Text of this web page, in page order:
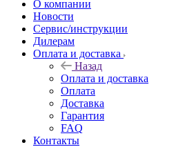
О компании
Новости
Сервис/инструкции
Дилерам
Оплата и доставка
Назад
Оплата и доставка
Оплата
Доставка
Гарантия
FAQ
Контакты